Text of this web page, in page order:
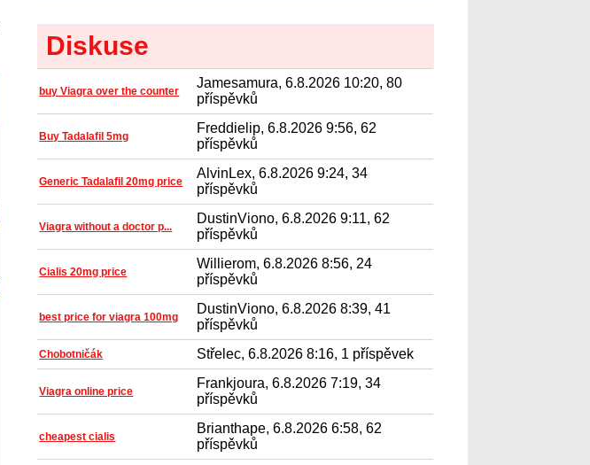
Diskuse
buy Viagra over the counter
Jamesamura, 6.8.2026 10:20, 80
příspěvků
Buy Tadalafil 5mg
Freddielip, 6.8.2026 9:56, 62
příspěvků
Generic Tadalafil 20mg price
AlvinLex, 6.8.2026 9:24, 34
příspěvků
Viagra without a doctor p...
DustinViono, 6.8.2026 9:11, 62
příspěvků
Cialis 20mg price
Willierom, 6.8.2026 8:56, 24
příspěvků
best price for viagra 100mg
DustinViono, 6.8.2026 8:39, 41
příspěvků
Chobotničák Střelec, 6.8.2026 8:16, 1 příspěvek
Viagra online price
Frankjoura, 6.8.2026 7:19, 34
příspěvků
cheapest cialis
Brianthape, 6.8.2026 6:58, 62
příspěvků